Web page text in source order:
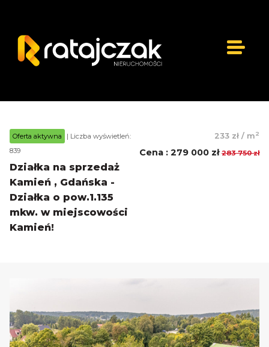
Oferta aktywna
| Liczba wyświetleń:
839
Działka na sprzedaż
Kamień , Gdańska -
Działka o pow.1.135
mkw. w miejscowości
Kamień!
233 zł / m2
Cena : 279 000 zł 283 750 zł